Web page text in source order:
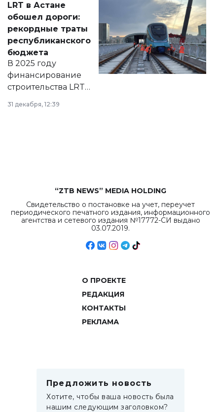
документ
появился в базе
нормативных
правовых актов и
на сайте маслихат
города.
LRT в Астане
обошел дороги:
рекордные траты
республиканского
бюджета
В 2025 году
финансирование
строительства LRT
в Астане из
республиканского
31 декабря, 12:39
“ZTB NEWS” MEDIA HOLDING
Свидетельство о постановке на учет, переучет
периодического печатного издания, информационного
агентства и сетевого издания №17772-СИ выдано
03.07.2019.
О ПРОЕКТЕ
РЕДАКЦИЯ
КОНТАКТЫ
РЕКЛАМА
Предложить новость
Хотите, чтобы ваша новость была
нашим следующим заголовком?